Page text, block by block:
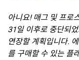
아니요! 매그 및 프로
31일 이후로 중단되
연장할 계획입니다.
를 구매할 수 있는 플